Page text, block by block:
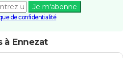
Je m'abonne
de confidentialité
à Ennezat